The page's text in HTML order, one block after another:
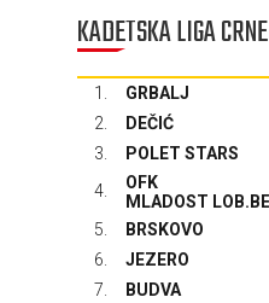
KADETSKA LIGA
1. GRBALJ
2.
DEČIĆ
3.
POLET STARS
4.
OFK
MLADOST
5.
BRSKOVO
6.
JEZERO
7.
BUDVA